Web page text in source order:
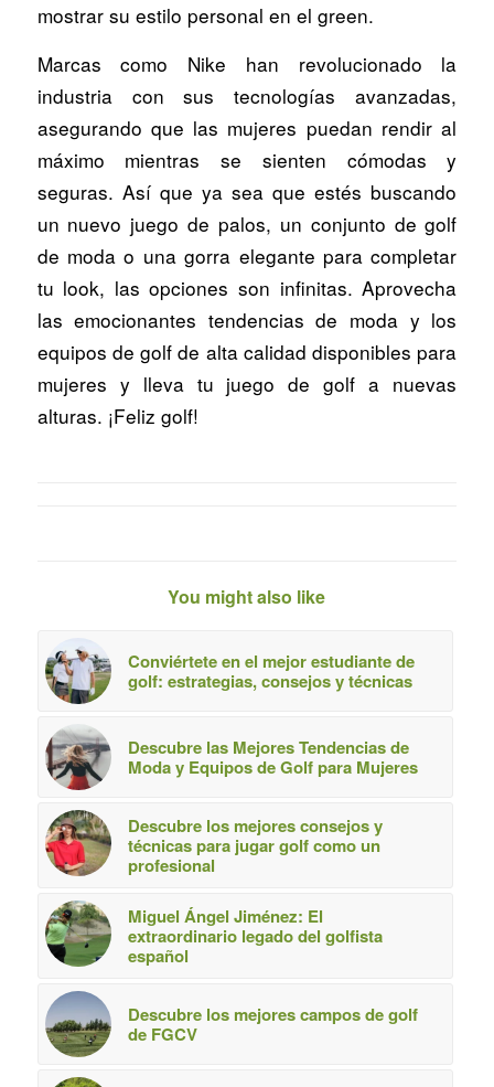
mostrar su estilo personal en el green.
Marcas como Nike han revolucionado la
industria con sus tecnologías avanzadas,
asegurando que las mujeres puedan rendir al
máximo mientras se sienten cómodas y
seguras. Así que ya sea que estés buscando
un nuevo juego de palos, un conjunto de golf
de moda o una gorra elegante para completar
tu look, las opciones son infinitas. Aprovecha
las emocionantes tendencias de moda y los
equipos de golf de alta calidad disponibles para
mujeres y lleva tu juego de golf a nuevas
alturas. ¡Feliz golf!
You might also like
Conviértete en el mejor estudiante de
golf: estrategias, consejos y técnicas
Descubre las Mejores Tendencias de
Moda y Equipos de Golf para Mujeres
Descubre los mejores consejos y
técnicas para jugar golf como un
profesional
Miguel Ángel Jiménez: El
extraordinario legado del golfista
español
Descubre los mejores campos de golf
de FGCV